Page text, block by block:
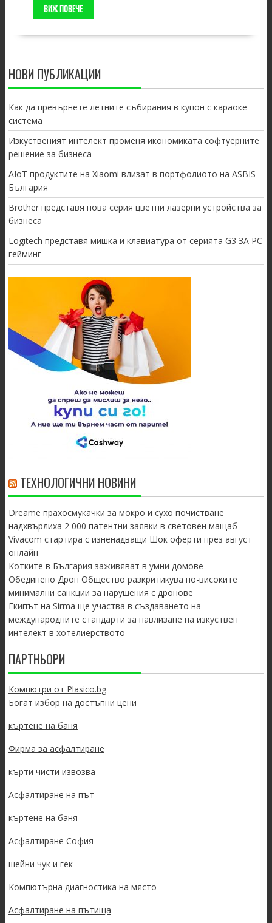
ВИЖ ПОВЕЧЕ
НОВИ ПУБЛИКАЦИИ
Как да превърнете летните събирания в купон с караоке
система
Изкуственият интелект променя икономиката софтуерните
решение за бизнеса
AIoT продуктите на Xiaomi влизат в портфолиото на ASBIS
България
Brother представя нова серия цветни лазерни устройства за
бизнеса
Logitech представя мишка и клавиатура от серията G3 ЗА PC
гейминг
ТЕХНОЛОГИЧНИ НОВИНИ
Dreame прахосмукачки за мокро и сухо почистване
надхвърлиха 2 000 патентни заявки в световен мащаб
Vivacom стартира с изненадващи Шок оферти през август
онлайн
Котките в България заживяват в умни домове
Обединено Дрон Общество разкритикува по-високите
минимални санкции за нарушения с дронове
Екипът на Sirma ще участва в създаването на
международните стандарти за навлизане на изкуствен
интелект в хотелиерството
ПАРТНЬОРИ
Компютри от Plasico.bg
Богат избор на достъпни цени
къртене на баня
Фирма за асфалтиране
кърти чисти извозва
Асфалтиране на път
къртене на баня
Асфалтиране София
шейни чук и гек
Компютърна диагностика на място
Асфалтиране на пътища